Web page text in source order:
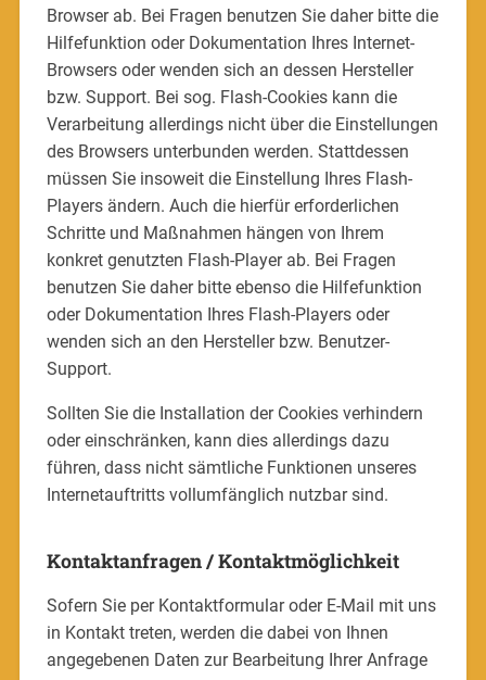
Browser ab. Bei Fragen benutzen Sie daher bitte die
Hilfefunktion oder Dokumentation Ihres Internet-
Browsers oder wenden sich an dessen Hersteller
bzw. Support. Bei sog. Flash-Cookies kann die
Verarbeitung allerdings nicht über die Einstellungen
des Browsers unterbunden werden. Stattdessen
müssen Sie insoweit die Einstellung Ihres Flash-
Players ändern. Auch die hierfür erforderlichen
Schritte und Maßnahmen hängen von Ihrem
konkret genutzten Flash-Player ab. Bei Fragen
benutzen Sie daher bitte ebenso die Hilfefunktion
oder Dokumentation Ihres Flash-Players oder
wenden sich an den Hersteller bzw. Benutzer-
Support.
Sollten Sie die Installation der Cookies verhindern
oder einschränken, kann dies allerdings dazu
führen, dass nicht sämtliche Funktionen unseres
Internetauftritts vollumfänglich nutzbar sind.
Kontaktanfragen / Kontaktmöglichkeit
Sofern Sie per Kontaktformular oder E-Mail mit uns
in Kontakt treten, werden die dabei von Ihnen
angegebenen Daten zur Bearbeitung Ihrer Anfrage